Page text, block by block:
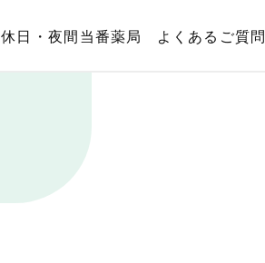
休日・夜間当番薬局 よくあるご質問